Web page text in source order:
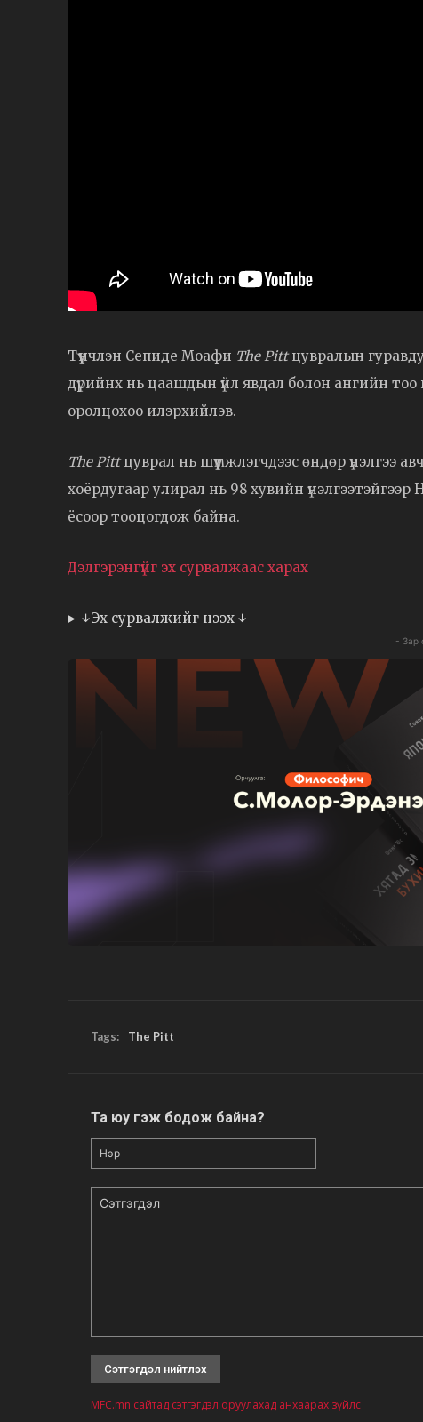
Түүнчлэн Сепиде Моафи The Pittцувралын
дүрийнх нь цаашдын үйл явдал болон ангийн тоо
оролцохоо илэрхийлэв.
The Pittцуврал нь шүүмжлэгчдээс өндөр үнэлгээ
хоёрдугаар улирал нь 98 хувийн үнэлгээтэйгээр
ёсоор тооцогдож байна.
Дэлгэрэнгүйг эх сурвалжаас харах
↓Эх сурвалжийг нээх ↓
- Зар
Tags: The Pitt
Та юу гэж бодож байна?
MFC.mn сайтад сэтгэгдэл оруулахад анхаарах зүйлс